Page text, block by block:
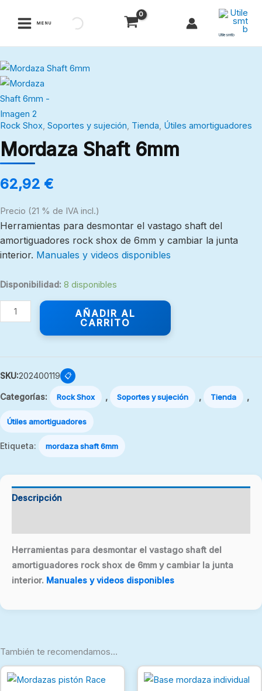
MENU
Utilesmtb
Rock Shox, Soportes y sujeción, Tienda, Útiles amortiguadores
Mordaza Shaft 6mm
62,92 €
Precio (21 % de IVA incl.)
Herramientas para desmontar el vastago shaft del
amortiguadores rock shox de 6mm y cambiar la junta
interior. Manuales y videos disponibles
Disponibilidad: 8 disponibles
Mordaza
Shaft
6mm
cantidad
AÑADIR AL
CARRITO
SKU:202400119 📋
Categorías: Rock Shox , Soportes y sujeción , Tienda ,
Útiles amortiguadores
Etiqueta: mordaza shaft 6mm
Descripción
Herramientas para desmontar el vastago shaft del
amortiguadores rock shox de 6mm y cambiar la junta
interior. Manuales y videos disponibles
También te recomendamos…